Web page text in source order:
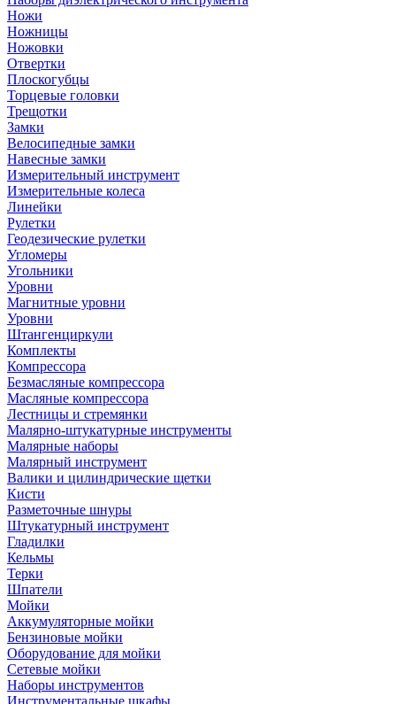
Ножи
Ножницы
Ножовки
Отвертки
Плоскогубцы
Торцевые головки
Трещотки
Замки
Велосипедные замки
Навесные замки
Измерительный инструмент
Измерительные колеса
Линейки
Рулетки
Геодезические рулетки
Угломеры
Угольники
Уровни
Магнитные уровни
Уровни
Штангенциркули
Комплекты
Компрессора
Безмасляные компрессора
Масляные компрессора
Лестницы и стремянки
Малярно-штукатурные инструменты
Малярные наборы
Малярный инструмент
Валики и цилиндрические щетки
Кисти
Разметочные шнуры
Штукатурный инструмент
Гладилки
Кельмы
Терки
Шпатели
Мойки
Аккумуляторные мойки
Бензиновые мойки
Оборудование для мойки
Сетевые мойки
Наборы инструментов
Инструментальные шкафы